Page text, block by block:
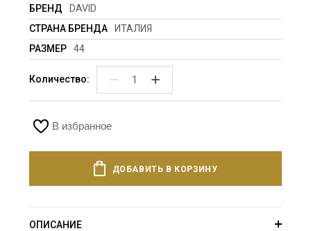
БРЕНД
DAVID
СТРАНА БРЕНДА
ИТАЛИЯ
РАЗМЕР
44
Количество: − +
В избранное
ДОБАВИТЬ В КОРЗИНУ
ОПИСАНИЕ